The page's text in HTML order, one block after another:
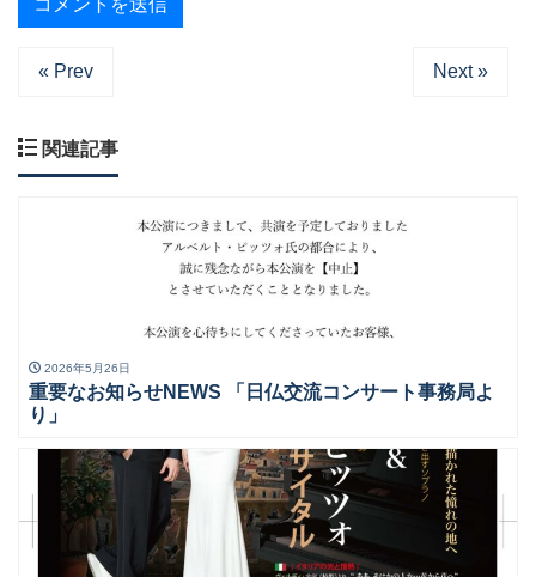
« Prev Next »
関連記事
2026年5月26日
重要なお知らせNEWS 「日仏交流コンサート事務局よ
り」